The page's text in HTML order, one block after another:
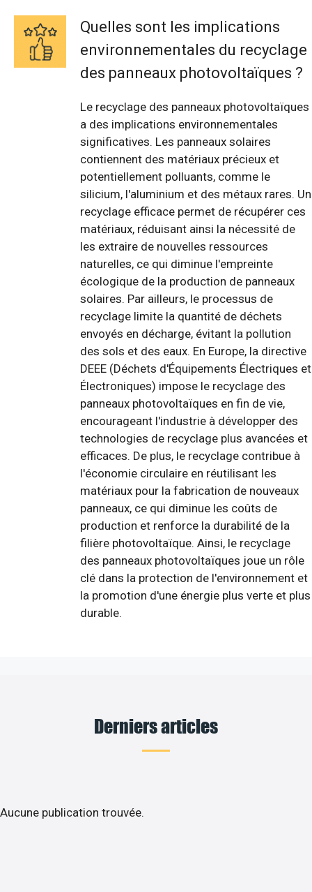
Quelles sont les implications
environnementales du recyclage
des panneaux photovoltaïques ?
Le recyclage des panneaux photovoltaïques
a des implications environnementales
significatives. Les panneaux solaires
contiennent des matériaux précieux et
potentiellement polluants, comme le
silicium, l'aluminium et des métaux rares. Un
recyclage efficace permet de récupérer ces
matériaux, réduisant ainsi la nécessité de
les extraire de nouvelles ressources
naturelles, ce qui diminue l'empreinte
écologique de la production de panneaux
solaires. Par ailleurs, le processus de
recyclage limite la quantité de déchets
envoyés en décharge, évitant la pollution
des sols et des eaux. En Europe, la directive
DEEE (Déchets d'Équipements Électriques et
Électroniques) impose le recyclage des
panneaux photovoltaïques en fin de vie,
encourageant l'industrie à développer des
technologies de recyclage plus avancées et
efficaces. De plus, le recyclage contribue à
l'économie circulaire en réutilisant les
matériaux pour la fabrication de nouveaux
panneaux, ce qui diminue les coûts de
production et renforce la durabilité de la
filière photovoltaïque. Ainsi, le recyclage
des panneaux photovoltaïques joue un rôle
clé dans la protection de l'environnement et
la promotion d'une énergie plus verte et plus
durable.
Derniers articles
Aucune publication trouvée.